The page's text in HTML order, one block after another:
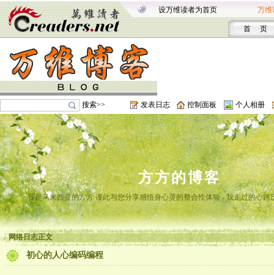
设万维读者为首页 万维
首 页
搜索>> 发表日志 控制面板 个人相册
方方的博客
我是马来西亚的方方 谨此与您分享感悟身心灵的整合性体验 - 我走过的心路
网络日志正文
初心的人心编码编程